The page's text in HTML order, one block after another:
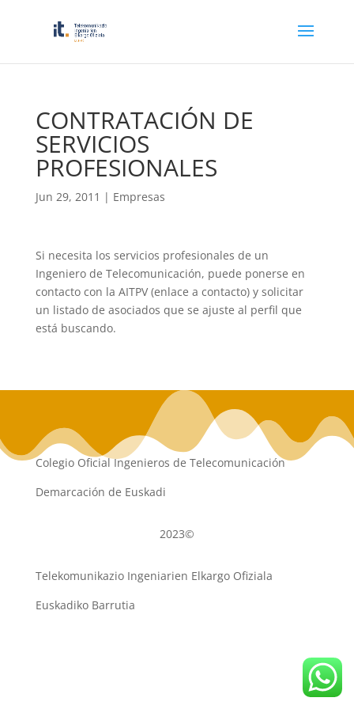
CONTRATACIÓN DE
SERVICIOS
PROFESIONALES
Jun 29, 2011 | Empresas
Si necesita los servicios profesionales de un
Ingeniero de Telecomunicación, puede ponerse en
contacto con la AITPV (enlace a contacto) y solicitar
un listado de asociados que se ajuste al perfil que
está buscando.
Colegio Oficial Ingenieros de Telecomunicación
Demarcación de Euskadi
2023©
Telekomunikazio Ingeniarien Elkargo Ofiziala
Euskadiko Barrutia